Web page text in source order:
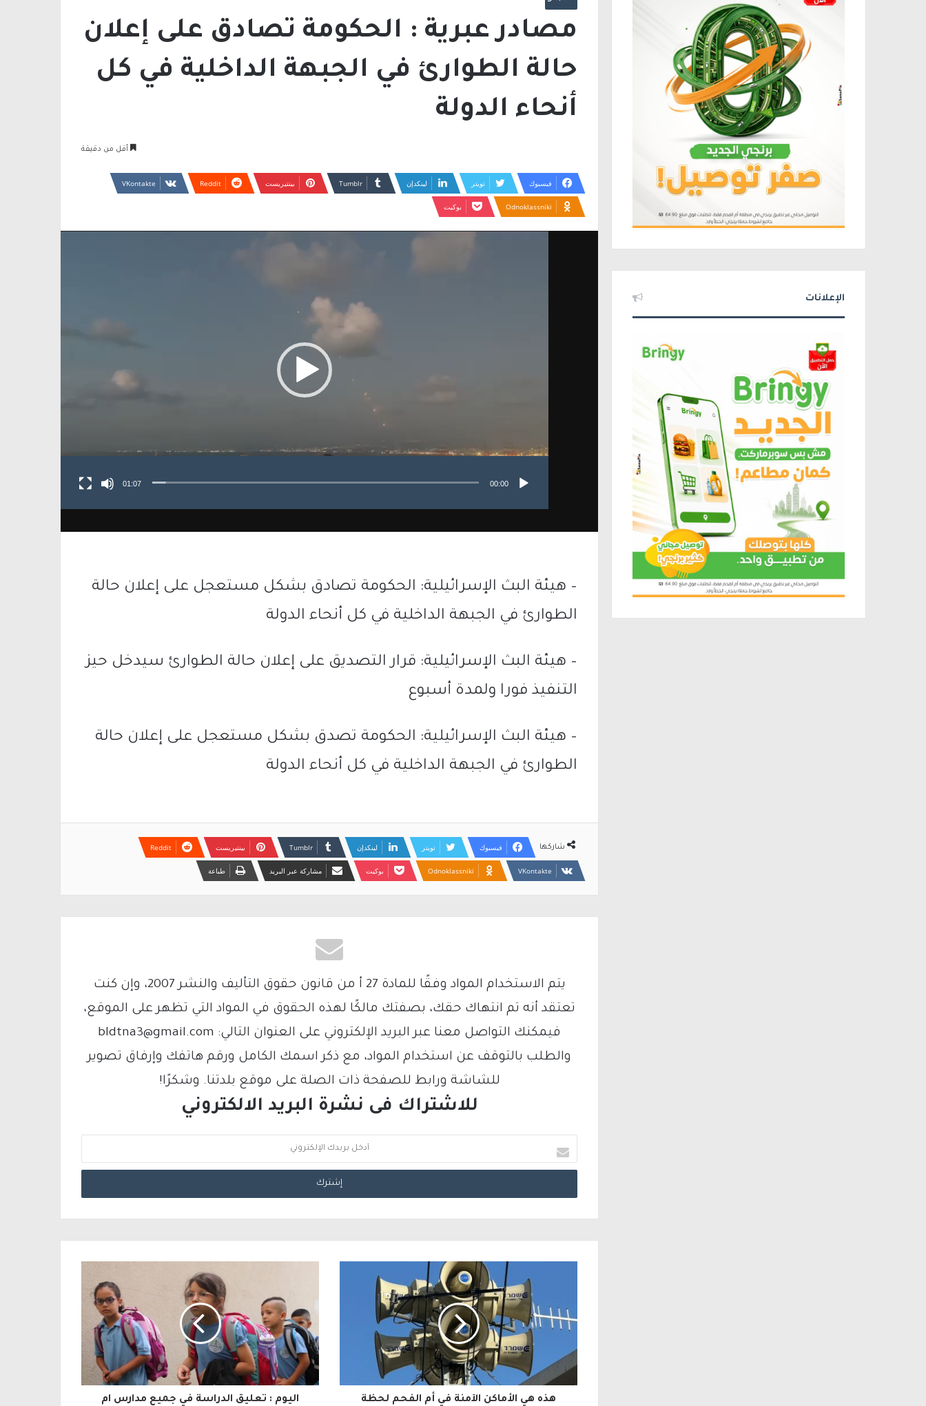
مصادر عبرية : الحكومة تصادق على إعلان
حالة الطوارئ في الجبهة الداخلية في كل
أنحاء الدولة
أقل من دقيقة
فيسبوك تويتر لينكدإن بينتيريست
Odnoklassniki بوكيت
00:00
01:07
– هيئة البث الإسرائيلية: الحكومة تصادق بشكل مستعجل على إعلان حالة
الطوارئ في الجبهة الداخلية في كل أنحاء الدولة
– هيئة البث الإسرائيلية: قرار التصديق على إعلان حالة الطوارئ سيدخل حيز
التنفيذ فورا ولمدة أسبوع
– هيئة البث الإسرائيلية: الحكومة تصدق بشكل مستعجل على إعلان حالة
الطوارئ في الجبهة الداخلية في كل أنحاء الدولة
شاركها فيسبوك تويتر لينكدإن بينتيريست
Odnoklassniki بوكيت مشاركة عبر البريد طباعة
يتم الاستخدام المواد وفقًا للمادة 27 أ من قانون حقوق التأليف والنشر 2007، وإن كنت
تعتقد أنه تم انتهاك حقك، بصفتك مالكًا لهذه الحقوق في المواد التي تظهر على الموقع،
فيمكنك التواصل معنا عبر البريد الإلكتروني على العنوان التالي: bldtna3@gmail.com
والطلب بالتوقف عن استخدام المواد، مع ذكر اسمك الكامل ورقم هاتفك وإرفاق تصوير
للشاشة ورابط للصفحة ذات الصلة على موقع بلدتنا. وشكرًا!
للاشتراك فى نشرة البريد الالكتروني
د
خ
ل
ب
د
ا
ل
هذه هي الأماكن الآمنة في أم الفحم لحظة
اليوم : تعليق الدراسة في جميع مدارس ام
الإعلانات